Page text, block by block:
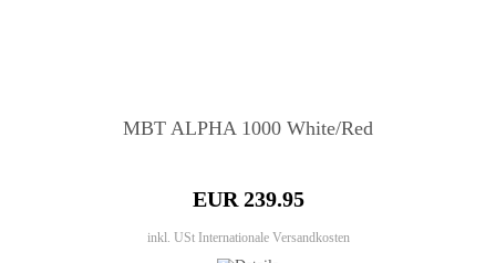
MBT ALPHA 1000 White/Red
EUR 239.95
inkl. USt Internationale Versandkosten